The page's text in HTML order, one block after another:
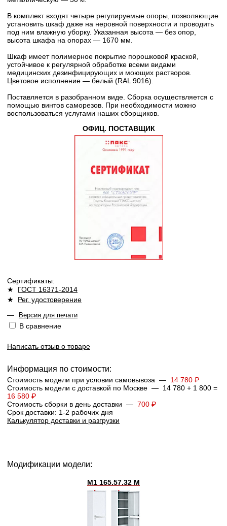
В комплект входят четыре регулируемые опоры, позволяющие
установить шкаф даже на неровной поверхности и проводить
под ним влажную уборку. Указанная высота — без опор,
высота шкафа на опорах — 1670 мм.
Шкаф имеет полимерное покрытие порошковой краской,
устойчивое к регулярной обработке всеми видами
медицинских дезинфицирующих и моющих растворов.
Цветовое исполнение — белый (RAL 9016).
Поставляется в разобранном виде. Сборка осуществляется с
помощью винтов саморезов. При необходимости можно
воспользоваться услугами наших сборщиков.
ОФИЦ. ПОСТАВЩИК
Сертификаты:
★ ГОСТ 16371-2014
★ Рег. удостоверение
—
Версия для печати
В сравнение
Написать отзыв о товаре
Информация по стоимости:
Стоимость модели при условии самовывоза — 14 780 ₽
Стоимость модели с доставкой по Москве — 14 780 + 1 800 =
16 580 ₽
Стоимость сборки в день доставки — 700 ₽
Срок доставки: 1-2 рабочих дня
Калькулятор доставки и разгрузки
Модификации модели:
М1 165.57.32 М